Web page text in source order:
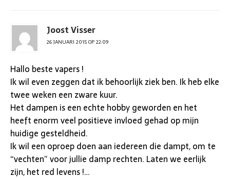
Joost Visser
26 JANUARI 2015 OP 22:09
Hallo beste vapers !
Ik wil even zeggen dat ik behoorlijk ziek ben. Ik heb elke
twee weken een zware kuur.
Het dampen is een echte hobby geworden en het
heeft enorm veel positieve invloed gehad op mijn
huidige gesteldheid.
Ik wil een oproep doen aan iedereen die dampt, om te
“vechten” voor jullie damp rechten. Laten we eerlijk
zijn, het red levens !…